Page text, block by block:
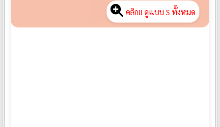
คลิก!! ดูแบบ S ทั้งหมด